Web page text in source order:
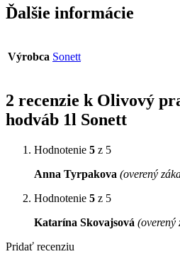
Ďalšie informácie
Výrobca Sonett
2 recenzie k Olivový
hodváb 1l Sonett
Hodnotenie 5 z 5
Anna Tyrpakova (overený
Hodnotenie 5 z 5
Katarína Skovajsová (overený
Pridať recenziu